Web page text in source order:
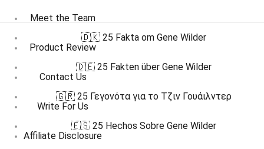
Meet the Team
Product Review
Contact Us
Write For Us
Affiliate Disclosure
🇩🇰 25 Fakta om Gene Wilder
🇩🇪 25 Fakten über Gene Wilder
🇬🇷 25 Γεγονότα για το Τζιν Γουάιλντερ
🇪🇸 25 Hechos Sobre Gene Wilder